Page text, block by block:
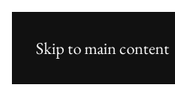
Skip to main content